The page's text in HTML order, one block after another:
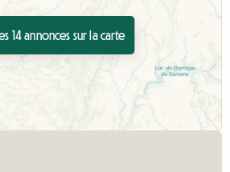
14 annonces sur la carte